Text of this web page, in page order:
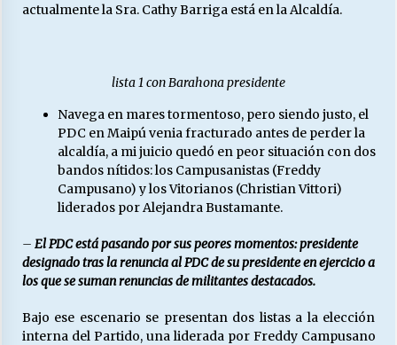
actualmente la Sra. Cathy Barriga está en la Alcaldía.
lista 1 con Barahona presidente
Navega en mares tormentoso, pero siendo justo, el
PDC en Maipú venia fracturado antes de perder la
alcaldía, a mi juicio quedó en peor situación con dos
bandos nítidos: los Campusanistas (Freddy
Campusano) y los Vitorianos (Christian Vittori)
liderados por Alejandra Bustamante.
– El PDC está pasando por sus peores momentos: presidente
designado tras la renuncia al PDC de su presidente en ejercicio a
los que se suman renuncias de militantes destacados.
Bajo ese escenario se presentan dos listas a la elección
interna del Partido, una liderada por Freddy Campusano